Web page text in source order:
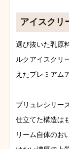
アイスクリ
選び抜いた乳原
ルクアイスクリ
えたプレミアム
ブリュレシリー
仕立てた構造は
リーム自体のお